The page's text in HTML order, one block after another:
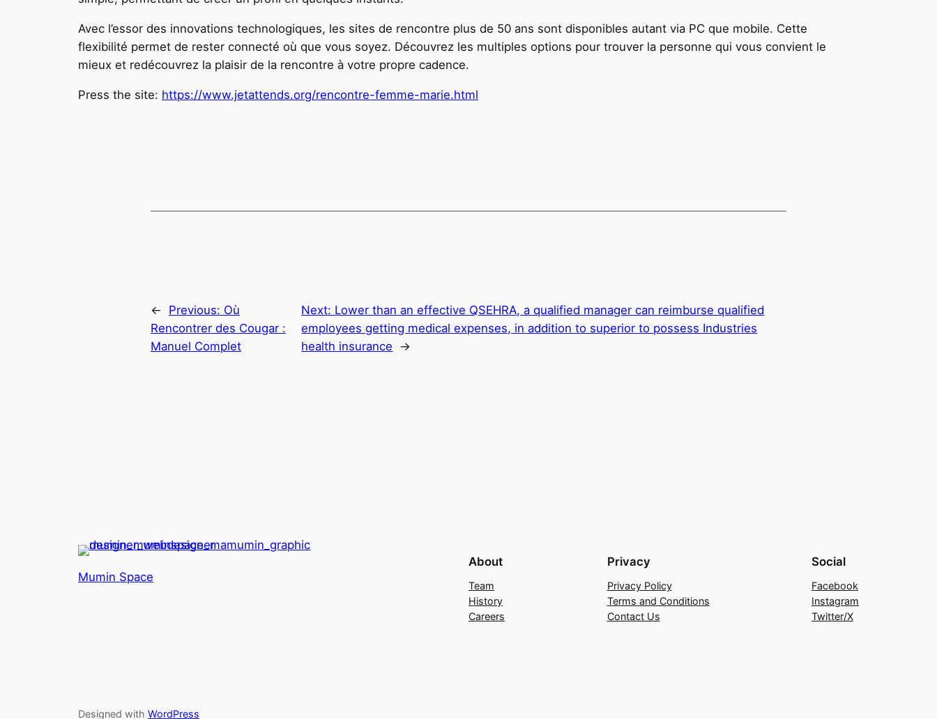
Avec l’essor des innovations technologiques, les sites de rencontre plus de 50 ans sont disponibles autant via PC que mobile. Cette
flexibilité permet de rester connecté où que vous soyez. Découvrez les multiples options pour trouver la personne qui vous convient le
mieux et redécouvrez la plaisir de la rencontre à votre propre cadence.
Press the site: https://www.jetattends.org/rencontre-femme-marie.html
← Previous: Où
Rencontrer des Cougar :
Manuel Complet
Next: Lower than an effective QSEHRA, a qualified manager can reimburse qualified
employees getting medical expenses, in addition to superior to possess Industries
health insurance
→
Mumin Space
About
Team
History
Careers
Privacy
Privacy Policy
Terms and Conditions
Contact Us
Social
Facebook
Instagram
Twitter/X
Designed with WordPress